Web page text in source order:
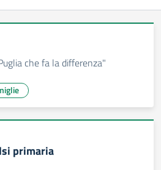
che fa la differenza"
primaria